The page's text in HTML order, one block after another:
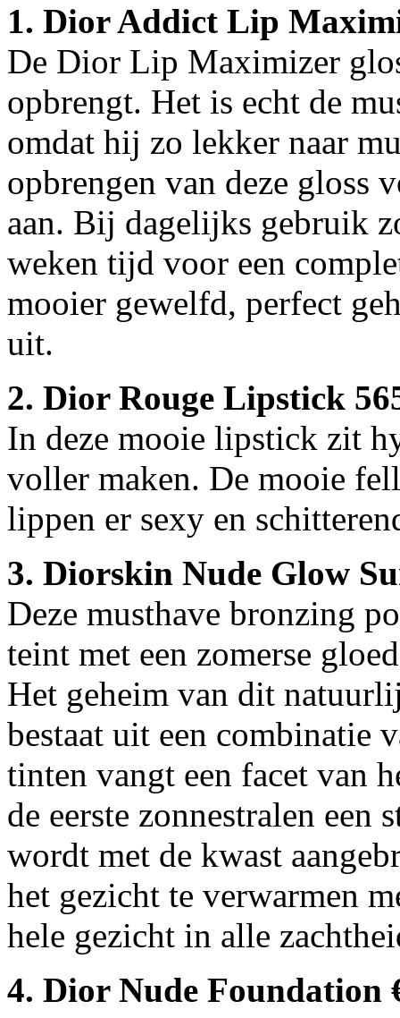
1. Dior Addict Lip
De Dior Lip Maximizer
opbrengt. Het is echt de
omdat hij zo lekker naar
opbrengen van deze gloss
aan. Bij dagelijks gebruik
weken tijd voor een
mooier gewelfd, perfect
uit.
2. Dior Rouge Lipstick
In deze mooie lipstick zit
voller maken. De mooie
lippen er sexy en
3. Diorskin Nude Glow
Deze musthave bronzing
teint met een zomerse
Het geheim van dit
bestaat uit een combinatie
tinten vangt een facet van
de eerste zonnestralen
wordt met de kwast
het gezicht te verwarmen
hele gezicht in alle
4. Dior Nude Foundation